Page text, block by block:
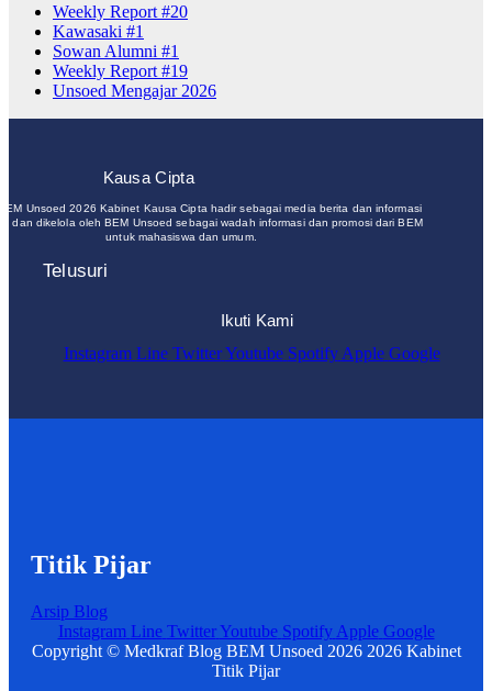
Weekly Report #20
Kawasaki #1
Sowan Alumni #1
Weekly Report #19
Unsoed Mengajar 2026
Kausa Cipta
Unsoed 2026 Kabinet Kausa Cipta hadir sebagai media berita dan informasi
dan dikelola oleh BEM Unsoed sebagai wadah informasi dan promosi dari BEM
untuk mahasiswa dan umum.
Telusuri
Ikuti Kami
Instagram Line Twitter Youtube Spotify Apple Google
Titik Pijar
Arsip Blog
Instagram Line Twitter Youtube Spotify Apple Google
Copyright © Medkraf Blog BEM Unsoed 2026 2026 Kabinet
Titik Pijar